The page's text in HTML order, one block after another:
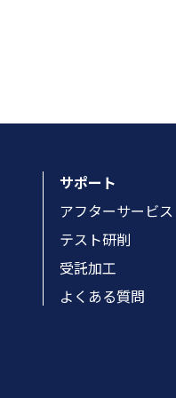
サポート
アフターサービス
テスト研削
受託加工
よくある質問